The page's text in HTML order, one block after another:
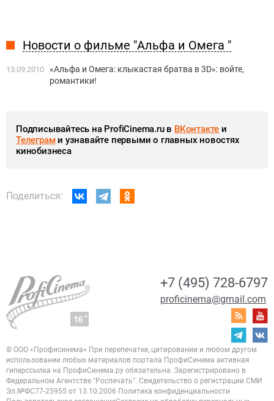
Новости о фильме "Альфа и Омега "
13.09.2010 «Альфа и Омега: клыкастая братва в 3D»: войте,
романтики!
Подписывайтесь на ProfiCinema.ru в ВКонтакте и
Телеграми узнавайте первыми о главных новостях
кинобизнеса
Поделиться:
+7 (495) 728-6797
proficinema@gmail.com
© ООО «Профисинема» При перепечатке, цитировании и любом другом
использовании любых материалов портала ПрофиСинема активная
гиперссылка на ПрофиСинема.ру обязательна. Зарегистрировано в
Федеральном Агентстве "Роспечать". Свидетельство о регистрации СМИ
Эл.№ФС77-25955 от 13.10.2006 Политика конфиденциальности